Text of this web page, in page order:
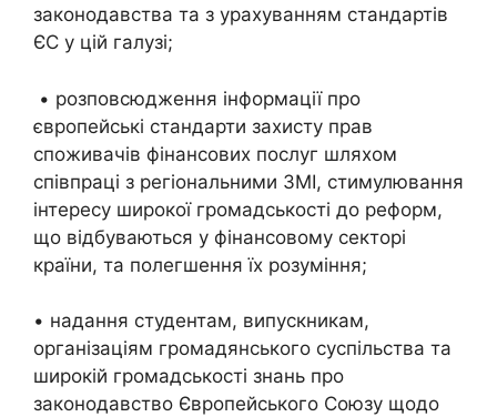
законодавства та з урахуванням стандартів
ЄС у цій галузі;
• розповсюдження інформації про
європейські стандарти захисту прав
споживачів фінансових послуг шляхом
співпраці з регіональними ЗМІ, стимулювання
інтересу широкої громадськості до реформ,
що відбуваються у фінансовому секторі
країни, та полегшення їх розуміння;
• надання студентам, випускникам,
організаціям громадянського суспільства та
широкій громадськості знань про
законодавство Європейського Союзу щодо